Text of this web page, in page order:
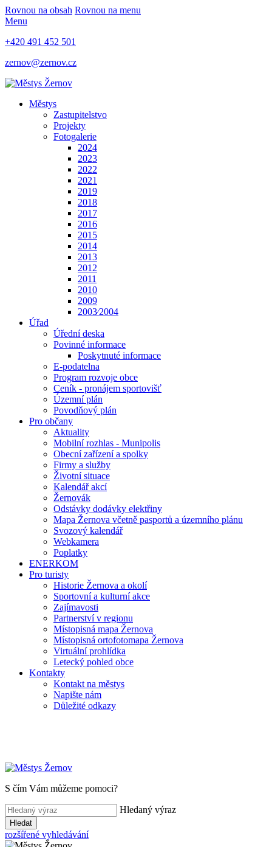
Rovnou na obsah Rovnou na menu
Menu
+420 491 452 501
zernov@zernov.cz
Městys
Zastupitelstvo
Projekty
Fotogalerie
2024
2023
2022
2021
2019
2018
2017
2016
2015
2014
2013
2012
2011
2010
2009
2003⁄2004
Úřad
Úřední deska
Povinné informace
Poskytnuté informace
E-podatelna
Program rozvoje obce
Ceník - pronájem sportovišť
Územní plán
Povodňový plán
Pro občany
Aktuality
Mobilní rozhlas - Munipolis
Obecní zařízení a spolky
Firmy a služby
Životní situace
Kalendář akcí
Žernovák
Odstávky dodávky elektřiny
Mapa Žernova včetně pasportů a územního plánu
Svozový kalendář
Webkamera
Poplatky
ENERKOM
Pro turisty
Historie Žernova a okolí
Sportovní a kulturní akce
Zajímavosti
Partnerství v regionu
Místopisná mapa Žernova
Místopisná ortofotomapa Žernova
Virtuální prohlídka
Letecký pohled obce
Kontakty
Kontakt na městys
Napište nám
Důležité odkazy
S čím Vám můžeme pomoci?
Hledaný výraz
Hledat
rozšířené vyhledávání